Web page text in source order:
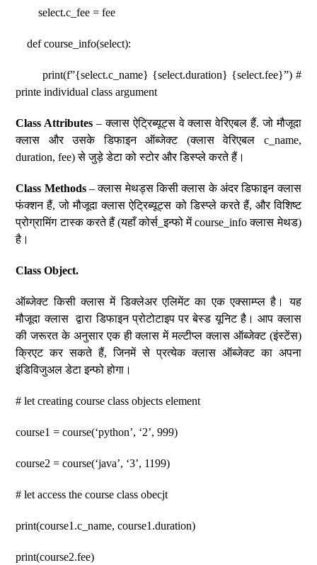
select.c_fee = fee
def course_info(select):
print(f”{select.c_name} {select.duration} {select.fee}”) #
printe individual class argument
Class Attributes – क्लास ऐट्रिब्यूट्स वे क्लास वेरिएबल हैं. जो मौजूदा
क्लास और उसके डिफाइन ऑब्जेक्ट (क्लास वेरिएबल c_name,
duration, fee) से जुड़े डेटा को स्टोर और डिस्प्ले करते हैं।
Class Methods– क्लास मेथड्स किसी क्लास के अंदर डिफाइन क्लास
फंक्शन हैं, जो मौजूदा क्लास ऐट्रिब्यूट्स को डिस्प्ले करते हैं, और विशिष्ट
प्रोग्रामिंग टास्क करते हैं (यहाँ कोर्स_इन्फो में course_info क्लास मेथड)
है।
Class Object.
ऑब्जेक्ट किसी क्लास में डिक्लेअर एलिमेंट का एक एक्साम्प्ल है। यह
मौजूदा क्लास द्वारा डिफाइन प्रोटोटाइप पर बेस्ड यूनिट है। आप क्लास
की जरूरत के अनुसार एक ही क्लास में मल्टीप्ल क्लास ऑब्जेक्ट (इंस्टेंस)
क्रिएट कर सकते हैं, जिनमें से प्रत्येक क्लास ऑब्जेक्ट का अपना
इंडिविजुअल डेटा इन्फो होगा।
# let creating course class objects element
course1 = course(‘python’, ‘2’, 999)
course2 = course(‘java’, ‘3’, 1199)
# let access the course class obecjt
print(course1.c_name, course1.duration)
print(course2.fee)